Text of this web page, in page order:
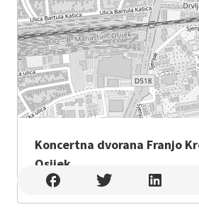
Koncertna dvorana Franjo
Osijek
Koncertna dvorana Franjo Krežma, Osijek ,